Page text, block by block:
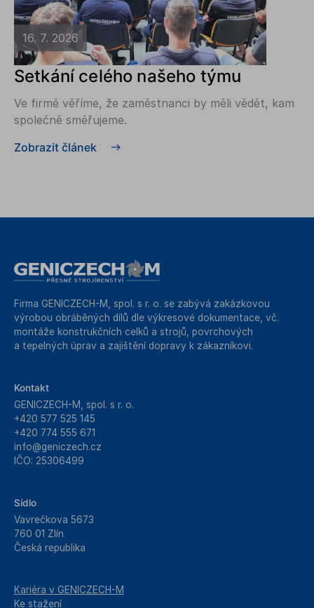
16. 7. 2026
Setkání celého našeho týmu
Ve firmě věříme, že zaměstnanci by měli vědět, kam
společně směřujeme.
Zobrazit článek
Firma GENICZECH-M, spol. s r. o. se zabývá zakázkovou
výrobou obráběných dílů dle výkresové dokumentace, vč.
montáže konstrukčních celků a strojů, povrchových
a tepelných úprav a zajištění dopravy k zákazníkovi.
Kontakt
GENICZECH-M, spol. s r. o.
+420 577 525 145
+420 774 555 671
info@geniczech.cz
IČO: 25306499
Sídlo
Vavrečkova 5673
760 01 Zlín
Česká republika
Kariéra v GENICZECH-M
Ke stažení